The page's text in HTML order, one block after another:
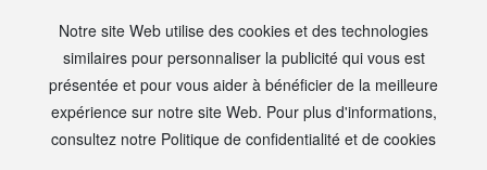
Copyright © 2025 Wuxi Hongba Mechanical & Electrical
Equipment Co.,Ltd.
Notre site Web utilise des cookies et des technologies
similaires pour personnaliser la publicité qui vous est
présentée et pour vous aider à bénéficier de la meilleure
expérience sur notre site Web. Pour plus d'informations,
consultez notre Politique de confidentialité et de cookies